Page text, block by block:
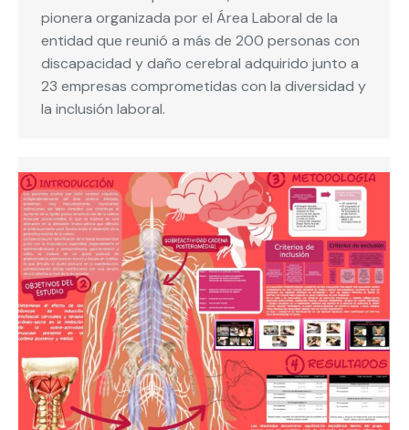
pionera organizada por el Área Laboral de la
entidad que reunió a más de 200 personas con
discapacidad y daño cerebral adquirido junto a
23 empresas comprometidas con la diversidad y
la inclusión laboral.